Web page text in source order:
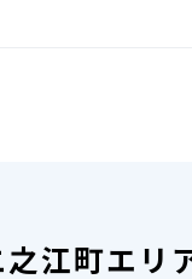
之江町エリ